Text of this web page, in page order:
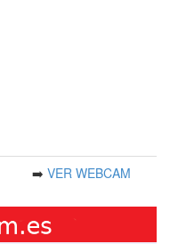
➡️ VER WEBCAM